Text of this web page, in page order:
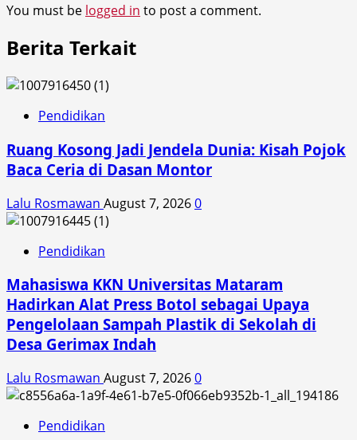
You must be logged in to post a comment.
Berita Terkait
Pendidikan
Ruang Kosong Jadi Jendela Dunia: Kisah Pojok
Baca Ceria di Dasan Montor
Lalu Rosmawan August 7, 20260
Pendidikan
Mahasiswa KKN Universitas Mataram
Hadirkan Alat Press Botol sebagai Upaya
Pengelolaan Sampah Plastik di Sekolah di
Desa Gerimax Indah
Lalu Rosmawan August 7, 20260
Pendidikan